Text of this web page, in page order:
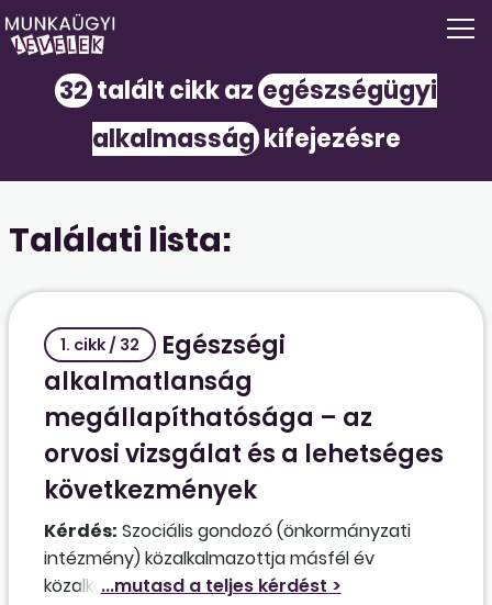
32 talált cikk az egészségügyi
alkalmasságkifejezésre
Találati lista:
1. cikk / 32
Egészségi
alkalmatlanság
megállapíthatósága – az
orvosi vizsgálat és a lehetséges
következmények
Kérdés: Szociális gondozó (önkormányzati
intézmény) közalkalmazottja másfél év
közalkalmazotti jogviszony után nem a soron